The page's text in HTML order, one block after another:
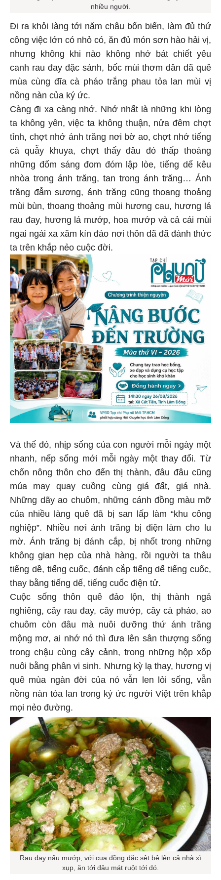
nhiều người.
Đi ra khỏi làng tới năm châu bốn biển, làm đủ thứ
công việc lớn có nhỏ có, ăn đủ món sơn hào hải vị,
nhưng không khi nào không nhớ bát chiết yêu
canh rau đay đặc sánh, bốc mùi thơm dân dã quê
mùa cùng đĩa cà pháo trắng phau tỏa lan mùi vị
nồng nàn của ký ức.
Càng đi xa càng nhớ. Nhớ nhất là những khi lòng
ta không yên, việc ta không thuận, nửa đêm chợt
tỉnh, chợt nhớ ánh trăng nơi bờ ao, chợt nhớ tiếng
cá quẫy khuya, chợt thấy đâu đó thấp thoáng
những đốm sáng đom đóm lập lòe, tiếng dế kêu
nhòa trong ánh trăng, tan trong ánh trăng… Ánh
trăng đẫm sương, ánh trăng cũng thoang thoảng
mùi bùn, thoang thoảng mùi hương cau, hương lá
rau đay, hương lá mướp, hoa mướp và cả cái mùi
ngai ngái xa xăm kín đáo nơi thôn dã đã đánh thức
ta trên khắp nẻo cuộc đời.
Và thế đó, nhịp sống của con người mỗi ngày một
nhanh, nếp sống mới mỗi ngày một thay đổi. Từ
chốn nông thôn cho đến thị thành, đâu đâu cũng
múa may quay cuồng cùng giá đất, giá nhà.
Những dãy ao chuôm, những cánh đồng màu mỡ
của nhiều làng quê đã bị san lấp làm “khu công
nghiệp”. Nhiều nơi ánh trăng bị điện làm cho lu
mờ. Ánh trăng bị đánh cắp, bị nhốt trong những
không gian hẹp của nhà hàng, rồi người ta thâu
tiếng dề, tiếng cuốc, đánh cắp tiếng dế tiếng cuốc,
thay bằng tiếng dế, tiếng cuốc điện tử.
Cuộc sống thôn quê đảo lộn, thị thành ngả
nghiêng, cây rau đay, cây mướp, cây cà pháo, ao
chuôm còn đâu mà nuôi dưỡng thứ ánh trăng
mộng mơ, ai nhớ nó thì đưa lên sân thượng sống
trong chậu cùng cây cảnh, trong những hộp xốp
nuôi bằng phân vi sinh. Nhưng kỳ lạ thay, hương vị
quê mùa ngàn đời của nó vẫn len lỏi sống, vẫn
nồng nàn tỏa lan trong ký ức người Việt trên khắp
mọi nẻo đường.
Rau đay nấu mướp, với cua đồng đặc sệt bê lên cả nhà xì
xụp, ăn tới đâu mát ruột tới đó.